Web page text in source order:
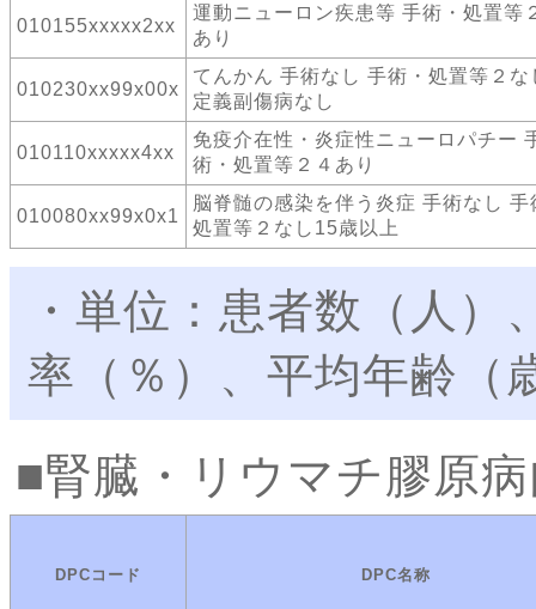
010155xxxxx2xx
運動ニューロン疾患等 手術・処置等
あり
010230xx99x00x
てんかん 手術なし 手術・処置等２な
定義副傷病なし
010110xxxxx4xx
免疫介在性・炎症性ニューロパチー
術・処置等２４あり
010080xx99x0x1
脳脊髄の感染を伴う炎症 手術なし 手
処置等２なし15歳以上
・単位：患者数（人
率（％）、平均年齢（
腎臓・リウマチ膠原
DPCコード DPC名称